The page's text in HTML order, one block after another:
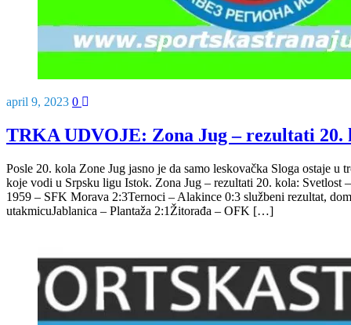
april 9, 2023 0
TRKA UDVOJE: Zona Jug – rezultati 20.
Posle 20. kola Zone Jug jasno je da samo leskovačka Sloga ostaje u
koje vodi u Srpsku ligu Istok. Zona Jug – rezultati 20. kola: Svetlost
1959 – SFK Morava 2:3Ternoci – Alakince 0:3 službeni rezultat,
utakmicuJablanica – Plantaža 2:1Žitorađa – OFK […]